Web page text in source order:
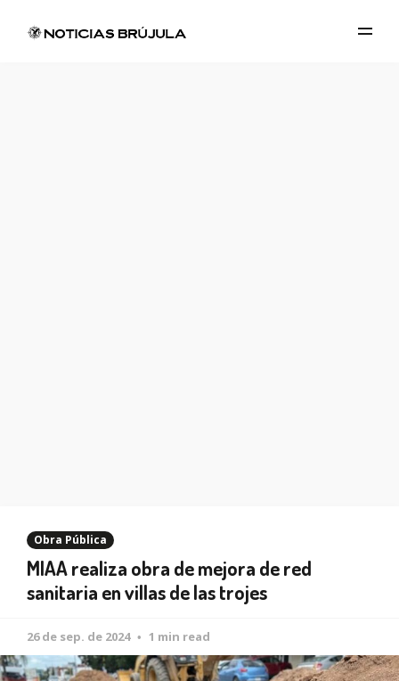
Obra Pública
MIAA realiza obra de mejora de red
sanitaria en villas de las trojes
26 de sep. de 2024 1 min read